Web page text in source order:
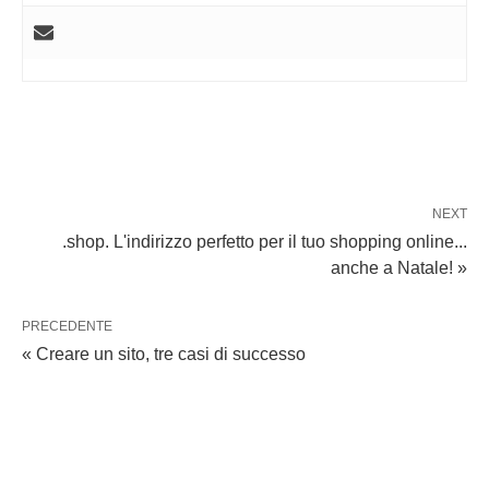
NEXT
.shop. L'indirizzo perfetto per il tuo shopping online...
anche a Natale! »
PRECEDENTE
« Creare un sito, tre casi di successo